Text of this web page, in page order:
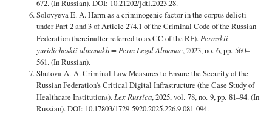
672. (In Russian). DOI: 10.21202/jdtl.2023.28.
Solovyeva E. A. Harm as a criminogenic factor in the corpus delicti
under Part 2 and 3 of Article 274.1 of the Criminal Code of the Russian
Federation (hereinafter referred to as CC of the RF). Permskii
yuridicheskii almanakh = Perm Legal Almanac, 2023, no. 6, pp. 560–
561. (In Russian).
Shutova A. A. Criminal Law Measures to Ensure the Security of the
Russian Federation’s Critical Digital Infrastructure (the Case Study of
Healthcare Institutions). Lex Russica, 2025, vol. 78, no. 9, pp. 81–94. (In
Russian). DOI: 10.17803/1729-5920.2025.226.9.081-094.